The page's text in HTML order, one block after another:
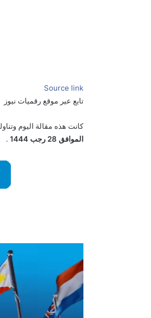
Source link
تابع عير موقع رقميات نيوز
كانت هذه مقالة اليوم
الموافق 28 رجب 1444
.